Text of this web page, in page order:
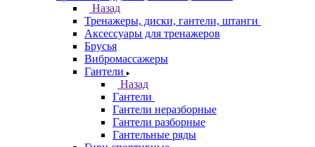
Назад
Тренажеры, диски, гантели, штанги
Аксессуары для тренажеров
Брусья
Вибромассажеры
Гантели
Назад
Гантели
Гантели неразборные
Гантели разборные
Гантельные ряды